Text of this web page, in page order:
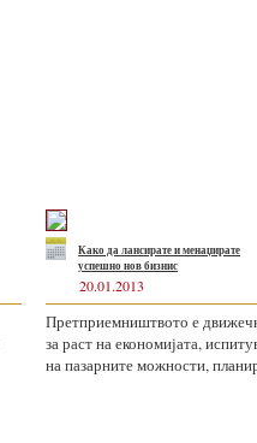
Како да лансирате и менаџирате
успешно нов бизнис
20.01.2013
Претприемништвото е
за раст на економијата,
на пазарните можности,